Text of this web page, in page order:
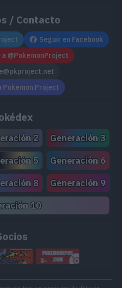
/ Contacto
Seguir en Facebook
@PokemonProject
Pokemon Project
2
Generación 3
5
Generación 6
8
Generación 9
10